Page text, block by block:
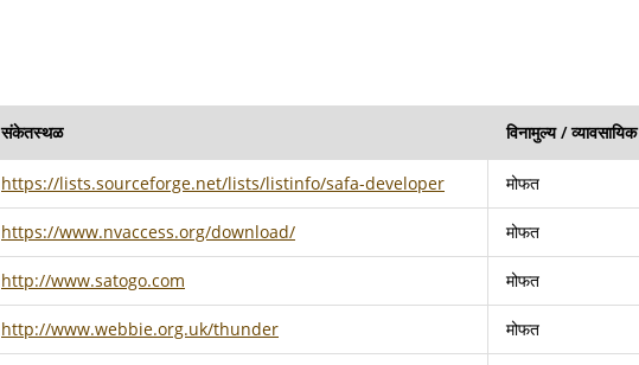
संकेतस्थळ विनामुल्य / व्यावसायिक
https://lists.sourceforge.net/lists/listinfo/safa-developer मोफत
https://www.nvaccess.org/download/ मोफत
http://www.satogo.com मोफत
http://www.webbie.org.uk/thunder मोफत